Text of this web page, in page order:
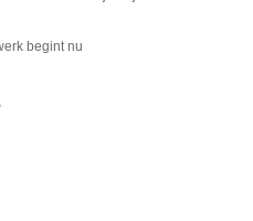
begint nu